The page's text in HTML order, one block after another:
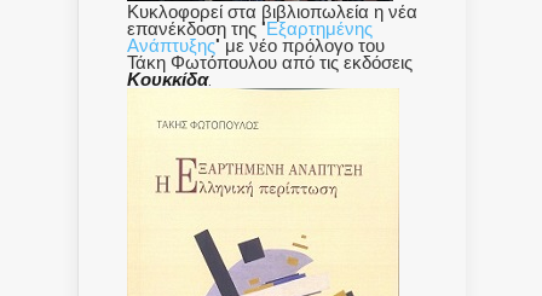
Κυκλοφορεί στα βιβλιοπωλεία η νέα
επανέκδοση της "Εξαρτημένης
Ανάπτυξης" με νέο πρόλογο του
Τάκη Φωτόπουλου από τις εκδόσεις
Κουκκίδα.